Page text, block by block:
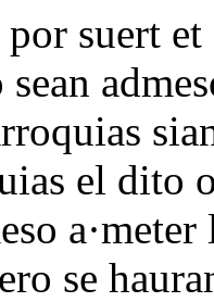
suert
el dito
se